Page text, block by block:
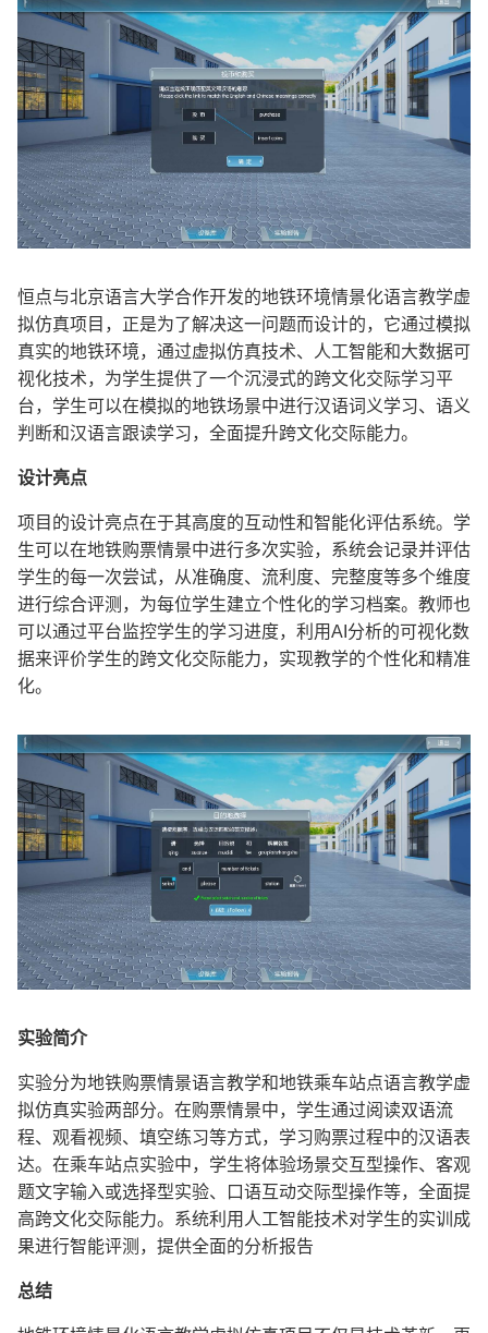
恒点与北京语言大学合作开发的地铁环境情景化语言教学虚
拟仿真项目，正是为了解决这一问题而设计的，它通过模拟
真实的地铁环境，通过虚拟仿真技术、人工智能和大数据可
视化技术，为学生提供了一个沉浸式的跨文化交际学习平
台，学生可以在模拟的地铁场景中进行汉语词义学习、语义
判断和汉语言跟读学习，全面提升跨文化交际能力。
设计亮点
项目的设计亮点在于其高度的互动性和智能化评估系统。学
生可以在地铁购票情景中进行多次实验，系统会记录并评估
学生的每一次尝试，从准确度、流利度、完整度等多个维度
进行综合评测，为每位学生建立个性化的学习档案。教师也
可以通过平台监控学生的学习进度，利用AI 分析的可视化数
据来评价学生的跨文化交际能力，实现教学的个性化和精准
化。
实验简介
实验分为地铁购票情景语言教学和地铁乘车站点语言教学虚
拟仿真实验两部分。在购票情景中，学生通过阅读双语流
程、观看视频、填空练习等方式，学习购票过程中的汉语表
达。在乘车站点实验中，学生将体验场景交互型操作、客观
题文字输入或选择型实验、口语互动交际型操作等，全面提
高跨文化交际能力。系统利用人工智能技术对学生的实训成
果进行智能评测，提供全面的分析报告
总结